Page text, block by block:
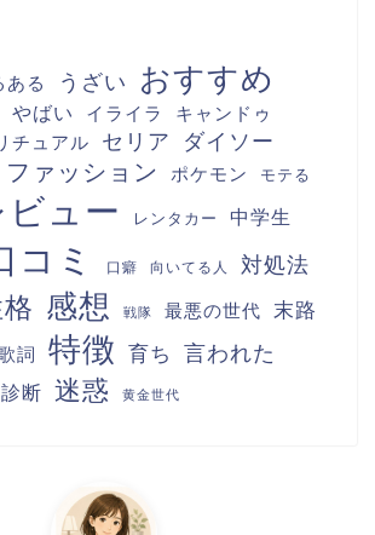
ある うざい おすすめ
やばい イライラ キャンドゥ
チュアル セリア
ダイソー
ファッション ポケモン モテる
ビュー レンタカー 中学生
コミ 口癖 向いてる人 対処法
感想 戦隊 最悪の世代 末路
詞 特徴 育ち 言われた
診断 迷惑 黄金世代